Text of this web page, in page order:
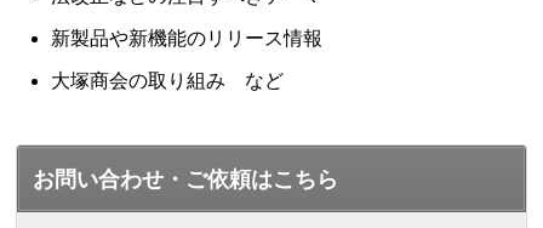
新製品や新機能のリリース情報
大塚商会の取り組み など
お問い合わせ・ご依頼はこちら